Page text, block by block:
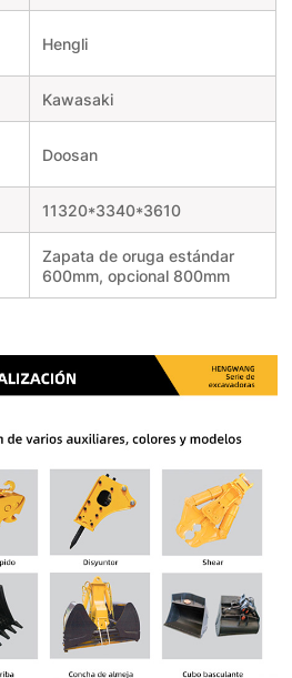
Hengli
Kawasaki
Doosan
11320*3340*3610
Zapata de oruga estándar
600mm, opcional 800mm